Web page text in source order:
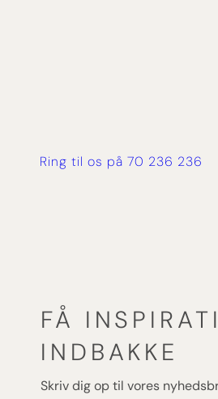
Ring til os på 70 236 236
FÅ
INDBAKKE
Skriv dig op til vores